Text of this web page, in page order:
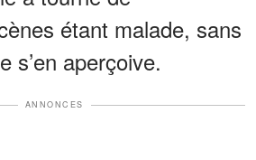
étant malade, sans
s’en aperçoive.
ANNONCES